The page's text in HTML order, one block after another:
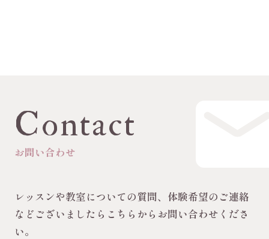
Contact
お問い合わせ
レッスンや教室についての質問、体験希望のご連絡
などございましたらこちらからお問い合わせくださ
い。